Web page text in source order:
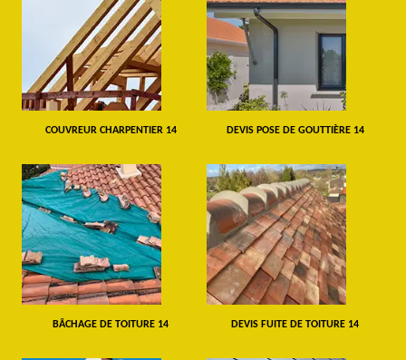
COUVREUR CHARPENTIER 14 DEVIS POSE DE GOUTTIÈRE 14
BÂCHAGE DE TOITURE 14 DEVIS FUITE DE TOITURE 14